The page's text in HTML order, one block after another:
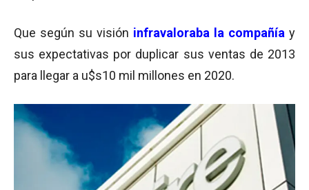
Que según su visión infravaloraba la compañía y
sus expectativas por duplicar sus ventas de 2013
para llegar a u$s10 mil millones en 2020.